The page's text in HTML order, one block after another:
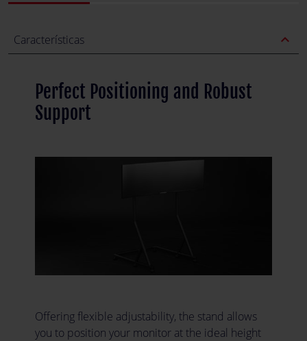
Características expand_less
Perfect Positioning and Robust
Support
Offering flexible adjustability, the stand allows
you to position your monitor at the ideal height